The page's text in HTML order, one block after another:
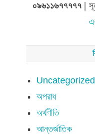
০৯৬১১৬৭৭৭৭৭|
Uncategorized
অপরাধ
অর্থণীতি
আন্তর্জাতিক